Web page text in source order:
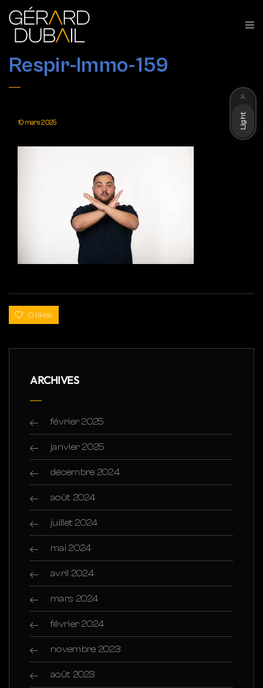
Respir-Immo-159
10 mars 2025
0 likes
ARCHIVES
février 2025
janvier 2025
décembre 2024
août 2024
juillet 2024
mai 2024
avril 2024
mars 2024
février 2024
novembre 2023
août 2023
Light
Dark